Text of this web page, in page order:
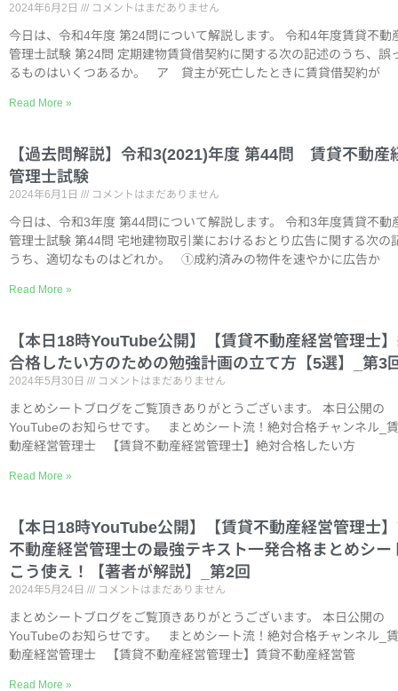
2024年6月2日 コメントはまだありません
今日は、令和4年度 第24問について解説します。 令和4年度賃貸不動
管理士試験 第24問 定期建物賃貸借契約に関する次の記述のうち、誤
るものはいくつあるか。 ア 貸主が死亡したときに賃貸借契約が
Read More »
【過去問解説】令和3(2021)年度 第44問 賃貸不動産
管理士試験
2024年6月1日 コメントはまだありません
今日は、令和3年度 第44問について解説します。 令和3年度賃貸不動
管理士試験 第44問 宅地建物取引業におけるおとり広告に関する次の
うち、適切なものはどれか。 ①成約済みの物件を速やかに広告か
Read More »
【本日18時YouTube公開】【賃貸不動産経営管理士
合格したい方のための勉強計画の立て方【5選】_第3
2024年5月30日 コメントはまだありません
まとめシートブログをご覧頂きありがとうございます。 本日公開の
YouTubeのお知らせです。 まとめシート流！絶対合格チャンネル_
動産経営管理士 【賃貸不動産経営管理士】絶対合格したい方
Read More »
【本日18時YouTube公開】【賃貸不動産経営管理士
不動産経営管理士の最強テキスト一発合格まとめシー
こう使え！【著者が解説】_第2回
2024年5月24日 コメントはまだありません
まとめシートブログをご覧頂きありがとうございます。 本日公開の
YouTubeのお知らせです。 まとめシート流！絶対合格チャンネル_
動産経営管理士 【賃貸不動産経営管理士】賃貸不動産経営管
Read More »